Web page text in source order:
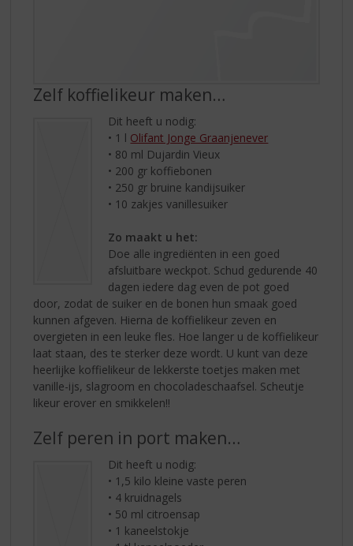
Zelf koffielikeur maken…
Dit heeft u nodig:
• 1 l Olifant Jonge Graanjenever
• 80 ml Dujardin Vieux
• 200 gr koffiebonen
• 250 gr bruine kandijsuiker
• 10 zakjes vanillesuiker
Zo maakt u het:
Doe alle ingrediënten in een goed
afsluitbare weckpot. Schud gedurende 40
dagen iedere dag even de pot goed
door, zodat de suiker en de bonen hun smaak goed
kunnen afgeven. Hierna de koffielikeur zeven en
overgieten in een leuke fles. Hoe langer u de koffielikeur
laat staan, des te sterker deze wordt. U kunt van deze
heerlijke koffielikeur de lekkerste toetjes maken met
vanille-ijs, slagroom en chocoladeschaafsel. Scheutje
likeur erover en smikkelen!!
Zelf peren in port maken…
Dit heeft u nodig:
• 1,5 kilo kleine vaste peren
• 4 kruidnagels
• 50 ml citroensap
• 1 kaneelstokje